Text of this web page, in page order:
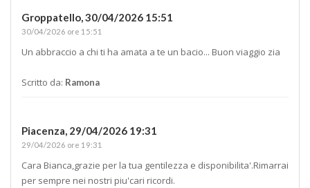
Groppatello,30/04/2026 15:51
30/04/2026 ore 15:51
Un abbraccio a chi ti ha amata a te un bacio... Buon viaggio zia
Scritto da: Ramona
Piacenza, 29/04/2026 19:31
29/04/2026 ore 19:31
Cara Bianca,grazie per la tua gentilezza e disponibilita'.Rimarrai
per sempre nei nostri piu'cari ricordi.